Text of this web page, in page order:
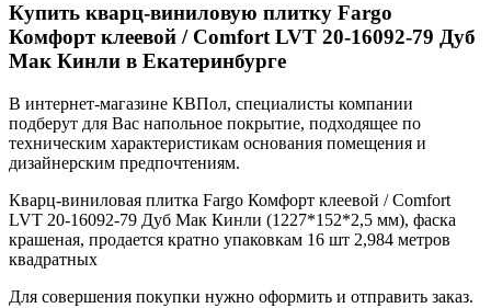
Купить кварц-виниловую плитку Fargo
Комфорт клеевой / Comfort LVT 20-16092-79 Дуб
Мак Кинли в Екатеринбурге
В интернет-магазине КВПол, специалисты компании
подберут для Вас напольное покрытие, подходящее по
техническим характеристикам основания помещения и
дизайнерским предпочтениям.
Кварц-виниловая плитка Fargo Комфорт клеевой / Comfort
LVT 20-16092-79 Дуб Мак Кинли (1227*152*2,5 мм), фаска
крашеная, продается кратно упаковкам 16 шт 2,984 метров
квадратных
Для совершения покупки нужно оформить и отправить заказ.